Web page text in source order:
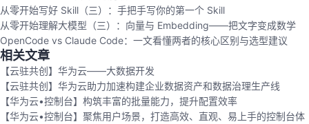
从零开始写好 Skill（三）：手把手写你的第一个 Skill
从零开始理解大模型（三）：向量与 Embedding——把文字变成数学
OpenCode vs Claude Code：一文看懂两者的核心区别与选型建议
相关文章
【云驻共创】华为云——大数据开发
【云驻共创】华为云助力加速构建企业数据资产和数据治理生产线
【华为云•控制台】构筑丰富的批量能力，提升配置效率
【华为云•控制台】聚焦用户场景，打造高效、直观、易上手的控制台体